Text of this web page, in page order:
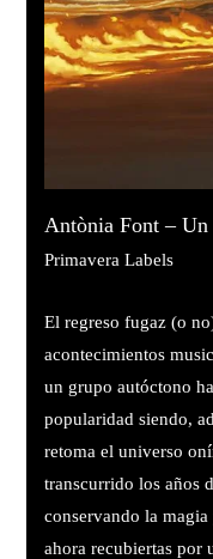
Antònia Font – Un
Primavera Labels
El regreso fugaz (o
acontecimientos
un grupo autóctono
popularidad siendo,
retoma el universo
transcurrido los años
conservando la
ahora recubiertas por